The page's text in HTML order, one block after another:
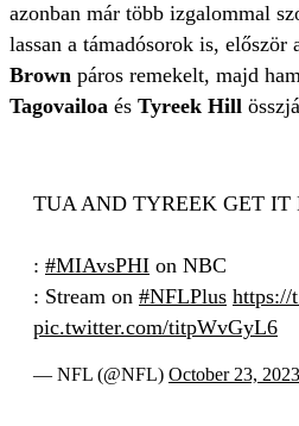
azonban már több izgalommal
lassan a támadósorok is, először
Brown páros remekelt, majd
Tagovailoa és Tyreek Hill
TUA AND TYREEK GET IT
: #MIAvsPHI on NBC
: Stream on #NFLPlus https://
pic.twitter.com/titpWvGyL6
— NFL (@NFL) October 23, 2023